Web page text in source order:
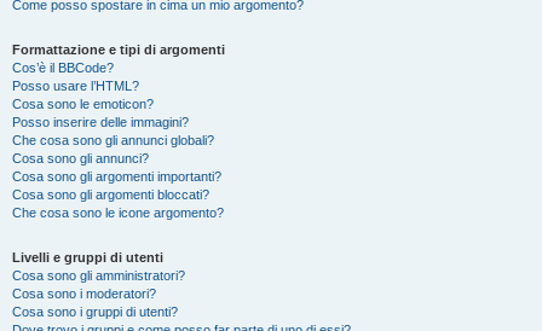
Come posso spostare in cima un mio argomento?
Formattazione e tipi di argomenti
Cos’è il BBCode?
Posso usare l’HTML?
Cosa sono le emoticon?
Posso inserire delle immagini?
Che cosa sono gli annunci globali?
Cosa sono gli annunci?
Cosa sono gli argomenti importanti?
Cosa sono gli argomenti bloccati?
Che cosa sono le icone argomento?
Livelli e gruppi di utenti
Cosa sono gli amministratori?
Cosa sono i moderatori?
Cosa sono i gruppi di utenti?